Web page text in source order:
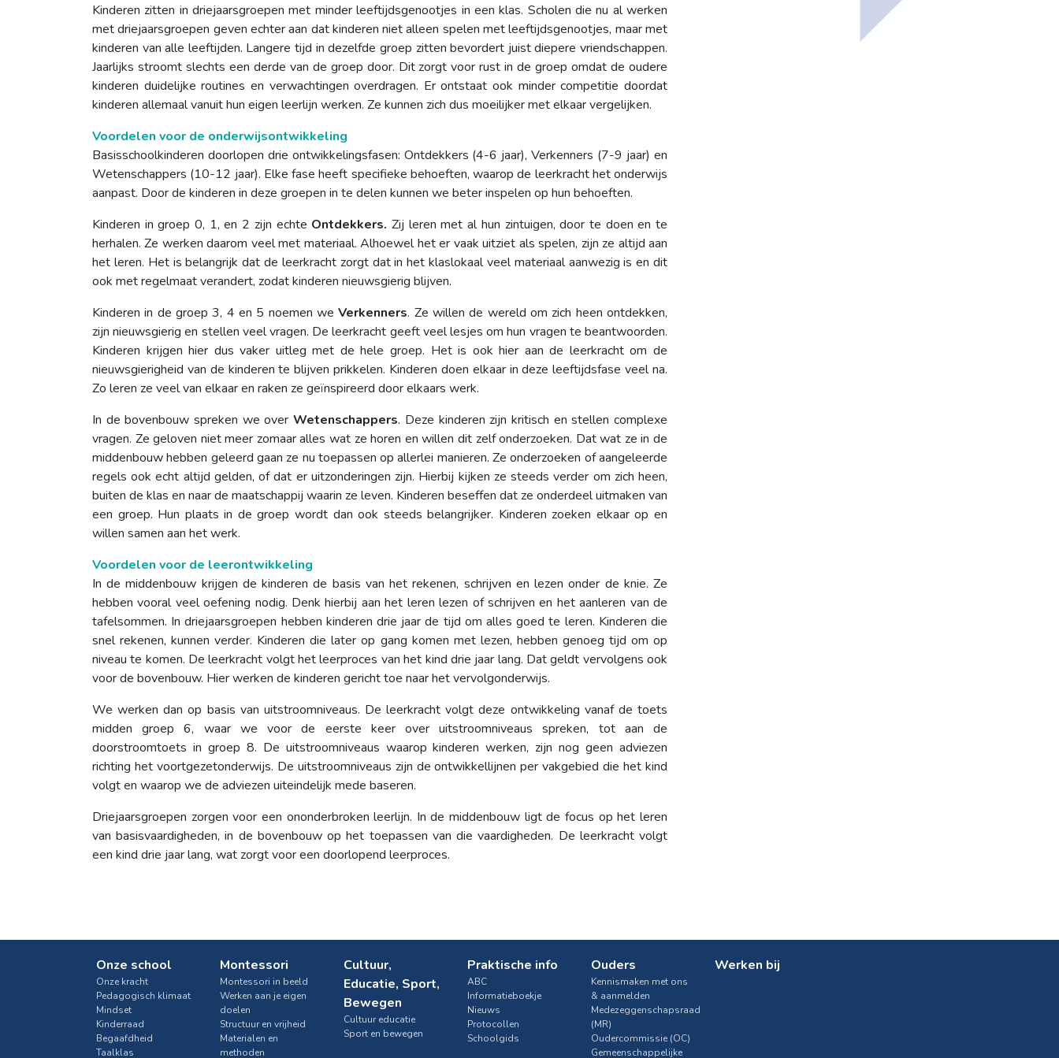
Kinderen zitten in driejaarsgroepen met minder leeftijdsgenootjes in een klas. Scholen die nu al werken
met driejaarsgroepen geven echter aan dat kinderen niet alleen spelen met leeftijdsgenootjes, maar met
kinderen van alle leeftijden. Langere tijd in dezelfde groep zitten bevordert juist diepere vriendschappen.
Jaarlijks stroomt slechts een derde van de groep door. Dit zorgt voor rust in de groep omdat de oudere
kinderen duidelijke routines en verwachtingen overdragen. Er ontstaat ook minder competitie doordat
kinderen allemaal vanuit hun eigen leerlijn werken. Ze kunnen zich dus moeilijker met elkaar vergelijken.
Voordelen voor de onderwijsontwikkeling
Basisschoolkinderen doorlopen drie ontwikkelingsfasen: Ontdekkers (4-6 jaar), Verkenners (7-9 jaar) en
Wetenschappers (10-12 jaar). Elke fase heeft specifieke behoeften, waarop de leerkracht het onderwijs
aanpast. Door de kinderen in deze groepen in te delen kunnen we beter inspelen op hun behoeften.
Kinderen in groep 0, 1, en 2 zijn echte Ontdekkers. Zij leren met al hun zintuigen, door te doen en te
herhalen. Ze werken daarom veel met materiaal. Alhoewel het er vaak uitziet als spelen, zijn ze altijd aan
het leren. Het is belangrijk dat de leerkracht zorgt dat in het klaslokaal veel materiaal aanwezig is en dit
ook met regelmaat verandert, zodat kinderen nieuwsgierig blijven.
Kinderen in de groep 3, 4 en 5 noemen weVerkenners. Ze willen de wereld om zich heen ontdekken,
zijn nieuwsgierig en stellen veel vragen. De leerkracht geeft veel lesjes om hun vragen te beantwoorden.
Kinderen krijgen hier dus vaker uitleg met de hele groep. Het is ook hier aan de leerkracht om de
nieuwsgierigheid van de kinderen te blijven prikkelen. Kinderen doen elkaar in deze leeftijdsfase veel na.
Zo leren ze veel van elkaar en raken ze geïnspireerd door elkaars werk.
In de bovenbouw spreken we overWetenschappers. Deze kinderen zijn kritisch en stellen complexe
vragen. Ze geloven niet meer zomaar alles wat ze horen en willen dit zelf onderzoeken. Dat wat ze in de
middenbouw hebben geleerd gaan ze nu toepassen op allerlei manieren. Ze onderzoeken of aangeleerde
regels ook echt altijd gelden, of dat er uitzonderingen zijn. Hierbij kijken ze steeds verder om zich heen,
buiten de klas en naar de maatschappij waarin ze leven. Kinderen beseffen dat ze onderdeel uitmaken van
een groep. Hun plaats in de groep wordt dan ook steeds belangrijker. Kinderen zoeken elkaar op en
willen samen aan het werk.
Voordelen voor de leerontwikkeling
In de middenbouw krijgen de kinderen de basis van het rekenen, schrijven en lezen onder de knie. Ze
hebben vooral veel oefening nodig. Denk hierbij aan het leren lezen of schrijven en het aanleren van de
tafelsommen. In driejaarsgroepen hebben kinderen drie jaar de tijd om alles goed te leren. Kinderen die
snel rekenen, kunnen verder. Kinderen die later op gang komen met lezen, hebben genoeg tijd om op
niveau te komen. De leerkracht volgt het leerproces van het kind drie jaar lang. Dat geldt vervolgens ook
voor de bovenbouw. Hier werken de kinderen gericht toe naar het vervolgonderwijs.
We werken dan op basis van uitstroomniveaus. De leerkracht volgt deze ontwikkeling vanaf de toets
midden groep 6, waar we voor de eerste keer over uitstroomniveaus spreken, tot aan de
doorstroomtoets in groep 8. De uitstroomniveaus waarop kinderen werken, zijn nog geen adviezen
richting het voortgezetonderwijs. De uitstroomniveaus zijn de ontwikkellijnen per vakgebied die het kind
volgt en waarop we de adviezen uiteindelijk mede baseren.
Driejaarsgroepen zorgen voor een ononderbroken leerlijn. In de middenbouw ligt de focus op het leren
van basisvaardigheden, in de bovenbouw op het toepassen van die vaardigheden. De leerkracht volgt
een kind drie jaar lang, wat zorgt voor een doorlopend leerproces.
Onze school
Onze kracht
Pedagogisch klimaat
Mindset
Kinderraad
Begaafdheid
Taalklas
Montessori
Montessori in beeld
Werken aan je eigen
doelen
Structuur en vrijheid
Materialen en
methoden
Cultuur,
Educatie, Sport,
Bewegen
Cultuur educatie
Sport en bewegen
Praktische info
ABC
Informatieboekje
Nieuws
Protocollen
Schoolgids
Ouders
Kennismaken met ons
& aanmelden
Medezeggenschapsraad
(MR)
Oudercommissie (OC)
Gemeenschappelijke
Werken bij